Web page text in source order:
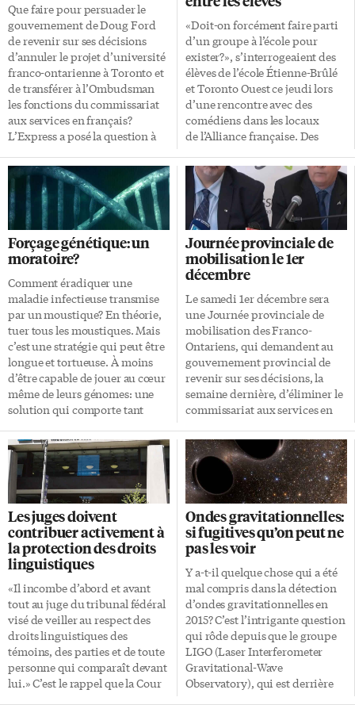
Que faire pour persuader le
gouvernement de Doug Ford
de revenir sur ses décisions
d’annuler le projet d’université
franco-ontarienne à Toronto et
de transférer à l’Ombudsman
les fonctions du commissariat
aux services en français?
L’Express a posé la question à
francophonie torontoise et des
environs. Tandis que
l’Assemblée de la francophonie
de l’Ontario organise la
«résistance», voici quelques
pistes: Arguments
économiques Il faut selon moi
utiliser des arguments
économiques qui seront
imbattables. Offre de service en
français dans l’Ontario ouvert
aux affaires, cela veut dire
qu’on peut attirer des
entreprises du Québec, d’autres
communautés francophones au
[…]
«Doit-on forcément faire parti
d’un groupe à l’école pour
exister?», s’interrogeaient des
élèves de l’école Étienne-Brûlé
et Toronto Ouest ce jeudi lors
d’une rencontre avec des
comédiens dans les locaux
de l’Alliance française. Des
Ekin ont passé une année au
contact des élèves dans les
écoles francophones de la ville.
Après avoir observé et discuté
avec de nombreux élèves, ils
ont pris conscience qu’un
thème majeur devait être
abordé. Isolement dans les
écoles En effet, l’isolement et le
manque de communication
entre les élèves sont des
situations courantes dans les
écoles. Tout comme la difficulté
à intégrer […]
Forçage génétique: un
moratoire?
Comment éradiquer une
maladie infectieuse transmise
par un moustique? En théorie,
tuer tous les moustiques. Mais
c’est une stratégie qui peut être
longue et tortueuse. À moins
d’être capable de jouer au cœur
même de leurs génomes: une
solution qui comporte tant
avaient à l’ordre du jour cette
semaine la possibilité
d’imposer un moratoire.
«Forçage génétique» L’idée
n’est pas seulement d’insérer
un gène qui empêcherait le
moustique de transmettre la
malaria ou la dengue, puis
d’espérer que ce moustique
transmettra ce gène à ses
descendants. L’idée est de
«forcer» la nature, en faisant en
sorte que ce […]
Journée provinciale de
mobilisation le 1er
décembre
Le samedi 1er décembre sera
une Journée provinciale de
mobilisation des Franco-
Ontariens, qui demandent au
gouvernement provincial de
revenir sur ses décisions, la
semaine dernière, d’éliminer le
commissariat aux services en
d’université francophone à
Toronto. Déjà une quarantaine
de manifestations sont prévues
dans autant d’endroits un peu
partout en province, ont
indiqué le président Carol Jolin
et le directeur général Peter
Hominuk de l’Assemblée de la
francophonie de l’Ontario
(AFO) lors du lancement officiel
de la «résistance», jeudi à
Ottawa. En banlieue nord de
Toronto, par exemple,
l’Association des francophones
de la région de York […]
Les juges doivent
contribuer activement à
la protection des droits
linguistiques
«Il incombe d’abord et avant
tout au juge du tribunal fédéral
visé de veiller au respect des
droits linguistiques des
témoins, des parties et de toute
personne qui comparaît devant
lui.» C’est le rappel que la Cour
Ondes gravitationnelles:
si fugitives qu’on peut ne
pas les voir
Y a-t-il quelque chose qui a été
mal compris dans la détection
d’ondes gravitationnelles en
2015? C’est l’intrigante question
qui rôde depuis que le groupe
LIGO (Laser Interferometer
Gravitational-Wave
Observatory), qui est derrière